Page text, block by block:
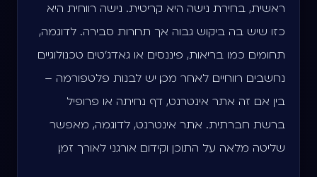
ראשית, בחירת נישה היא קריטית. נישה רווחית היא
כזו שיש בה ביקוש גבוה אך תחרות סבירה. לדוגמה,
תחומים כמו בריאות, פיננסים או גאדג'טים טכנולוגיים
נחשבים רווחיים. לאחר מכן, יש לבנות פלטפורמה –
בין אם זה אתר אינטרנט, דף נחיתה או פרופיל
ברשת חברתית. אתר אינטרנט, לדוגמה, מאפשר
שליטה מלאה על התוכן וקידום אורגני לאורך זמן.